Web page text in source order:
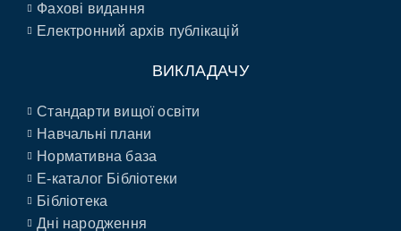
Фахові видання
Електронний архів публікацій
ВИКЛАДАЧУ
Стандарти вищої освіти
Навчальні плани
Нормативна база
E-каталог Бібліотеки
Бібліотека
Дні народження